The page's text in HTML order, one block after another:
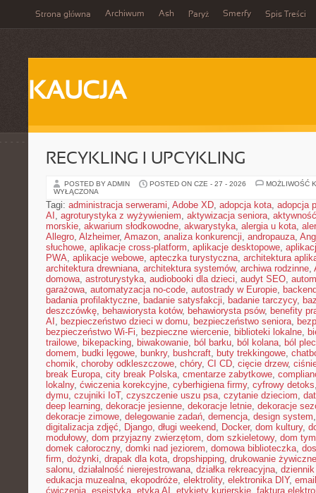
Strona główna Archiwum Ash Paryż Smerfy Spis Treści
KAUCJA
RECYKLING I UPCYKLING
POSTED BY ADMIN POSTED ON CZE - 27 - 2026
MOŻLIWOŚĆ
WYŁĄCZONA
Tagi: administracja serwerami, Adobe XD, adopcja kota, adopcja
AI , agroturystyka z wyżywieniem, aktywizacja seniora,
morskie, akwarium słodkowodne, akwarystyka, alergia u kota,
Allegro, Alzheimer, Amazon, analiza konkurencji, andropauza,
słuchowe, aplikacje cross-platform, aplikacje desktopowe,
PWA, aplikacje webowe, apteczka turystyczna, architektura
architektura drewniana, architektura systemów, archiwa rodzinne,
domowa, astroturystyka, audiobooki dla dzieci, audyt SEO,
garażowa, automatyzacja no-code, autostrady w Europie,
badania profilaktyczne, badanie satysfakcji, badanie tarczycy,
deszczówkę, behawiorysta kotów, behawiorysta psów, benefity
AI , bezpieczeństwo dzieci w domu, bezpieczeństwo seniora,
bezpieczeństwo Wi-Fi, bezpieczne wiercenie, biblioteki lokalne,
trailowe, bikepacking, biwakowanie, ból barku, ból kolana, ból
domem, budki lęgowe, bunkry, bushcraft, buty trekkingowe,
chomik, choroby odkleszczowe, chóry, CI CD, cięcie drzew,
break Europa, city break Polska, cmentarze zabytkowe,
lokalny, ćwiczenia korekcyjne, cyberhigiena firmy, cyfrowy detoks
dymu, czujniki IoT, czyszczenie uszu psa, czytanie dzieciom,
deep learning, dekoracje jesienne, dekoracje letnie, dekoracje
dekoracje zimowe, delegowanie zadań, demencja, design system
digitalizacja zdjęć, Django, długi weekend, Docker, dom kultury,
modułowy, dom przyjazny zwierzętom, dom szkieletowy, dom
domek całoroczny, domki nad jeziorem, domowa biblioteczka,
firm, dożynki, drapak dla kota, dropshipping, drukowanie żywiczne
salonu, działalność nierejestrowana, działka rekreacyjna,
edukacja muzealna, ekopodróże, elektrolity, elektronika DIY,
ćwiczenia, eseistyka, etyka AI , etykiety kurierskie, faktura